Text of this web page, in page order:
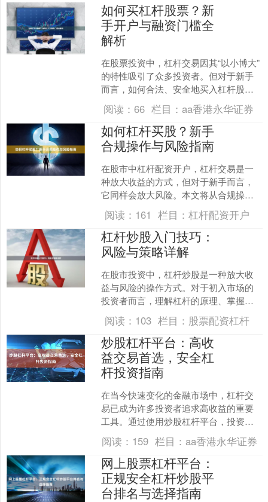
如何买杠杆股票？新
手开户与融资门槛全
解析
在股票投资中，杠杆交易因其“以小博大”
的特性吸引了众多投资者。但对于新手
而言，如何合法、安全地买入杠杆股
票，以及开户和融资的具体门槛是什么
炒股炒股配资，往往是首....
阅读： 66 栏目： aa香港永华证券
如何杠杆买股？新手
合规操作与风险指南
在股市中杠杆配资开户，杠杆交易是一
种放大收益的方式，但对于新手而言，
它同样会放大风险。本文将从合规操作
与风险控制两个角度，为投资者提供一
份实用的杠杆买股指南。 ....
阅读： 161 栏目： 杠杆配资开户
杠杆炒股入门技巧：
风险与策略详解
在股市投资中，杠杆炒股是一种放大收
益与风险的操作方式。对于初入市场的
投资者而言，理解杠杆的原理、掌握基
本策略并认清风险，是避免重大亏损的
关键。本文将围绕杠杆炒股....
阅读： 103 栏目： 股票配资杠杆
炒股杠杆平台：高收
益交易首选，安全杠
杆投资指南
在当今快速变化的金融市场中，杠杆交
易已成为许多投资者追求高收益的重要
工具。通过使用炒股杠杆平台，投资者
可以放大资金规模，抓住更多市场机
会。然而，高收益往往伴随着....
阅读： 159 栏目：aa香港永华证券
网上股票杠杆平台：
正规安全杠杆炒股平
台排名与选择指南